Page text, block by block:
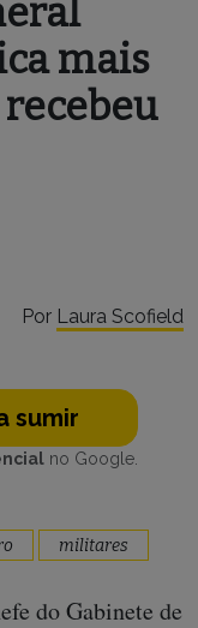
mais
Por Laura Scofield
sumir
no Google.
militares
do Gabinete de